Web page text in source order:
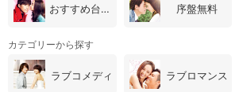
おすすめ台湾・中国ドラマ 序盤無料
カテゴリーから探す
ラブコメディ ラブロマンス